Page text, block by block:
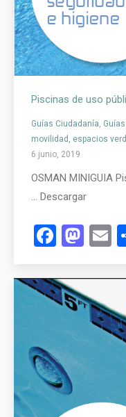
Piscinas de uso
Guías Ciudadanía,
movilidad, espacios
6 junio, 2019
OSMAN MINIGUIA
… Descargar